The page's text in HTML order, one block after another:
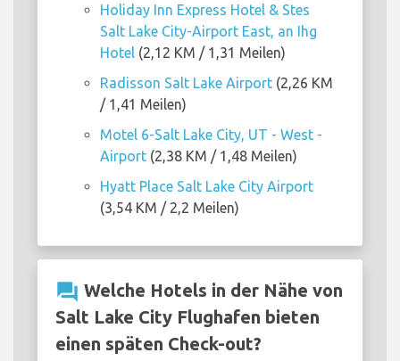
Holiday Inn Express Hotel & Stes
Salt Lake City-Airport East, an Ihg
Hotel (2,12 KM / 1,31 Meilen)
Radisson Salt Lake Airport (2,26 KM
/ 1,41 Meilen)
Motel 6-Salt Lake City, UT - West -
Airport (2,38 KM / 1,48 Meilen)
Hyatt Place Salt Lake City Airport
(3,54 KM / 2,2 Meilen)
question_answer Welche Hotels in der Nähe von
Salt Lake City Flughafen bieten
einen späten Check-out?